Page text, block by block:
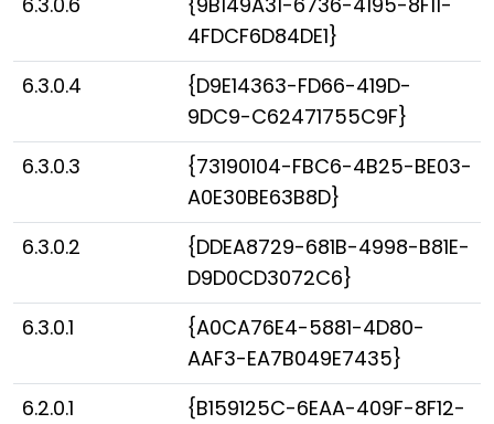
4FDCF6D84DE1}
6.3.0.4
{D9E14363-FD66-419D-
9DC9-C62471755C9F}
6.3.0.3
{73190104-FBC6-4B25-BE03-
A0E30BE63B8D}
6.3.0.2
{DDEA8729-681B-4998-B81E-
D9D0CD3072C6}
6.3.0.1
{A0CA76E4-5881-4D80-
AAF3-EA7B049E7435}
6.2.0.1
{B159125C-6EAA-409F-8F12-